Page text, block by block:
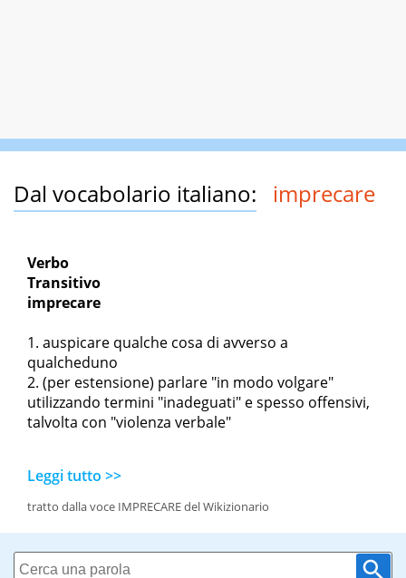
Dal vocabolario italiano: imprecare
Verbo
Transitivo
imprecare
auspicare qualche cosa di avverso a
qualcheduno
(per estensione) parlare "in modo volgare"
utilizzando termini "inadeguati" e spesso offensivi,
talvolta con "violenza verbale"
Leggi tutto >>
tratto dalla voce IMPRECARE del Wikizionario